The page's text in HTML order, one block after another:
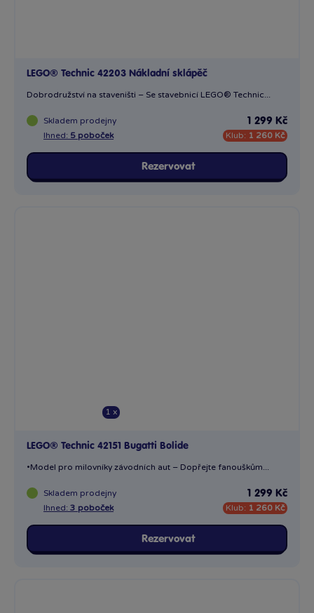
LEGO® Technic 42203 Nákladní sklápěč
Dobrodružství na staveništi – Se stavebnicí LEGO® Technic...
Skladem prodejny
Ihned: 5 poboček
1 299 Kč
Klub: 1 260 Kč
Rezervovat
1 x
LEGO® Technic 42151 Bugatti Bolide
•Model pro milovníky závodních aut – Dopřejte fanouškům...
Skladem prodejny
Ihned: 3 poboček
1 299 Kč
Klub: 1 260 Kč
Rezervovat